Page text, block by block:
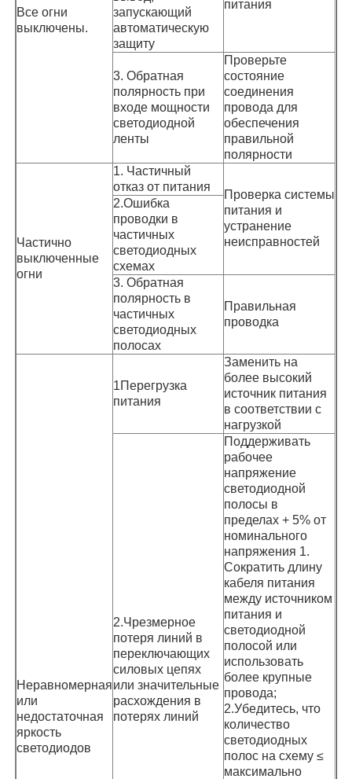
Все огни
выключены.
запускающий
автоматическую
защиту
питания
3. Обратная
полярность при
входе мощности
светодиодной
ленты
Проверьте
состояние
соединения
провода для
обеспечения
правильной
полярности
Частично
выключенные
огни
1. Частичный
отказ от питания
Проверка системы
питания и
устранение
неисправностей
2.Ошибка
проводки в
частичных
светодиодных
схемах
3. Обратная
полярность в
частичных
светодиодных
полосах
Правильная
проводка
Неравномерная
или
недостаточная
яркость
светодиодов
1Перегрузка
питания
Заменить на
более высокий
источник питания
в соответствии с
нагрузкой
2.Чрезмерное
потеря линий в
переключающих
силовых цепях
или значительные
расхождения в
потерях линий
Поддерживать
рабочее
напряжение
светодиодной
полосы в
пределах + 5% от
номинального
напряжения 1.
Сократить длину
кабеля питания
между источником
питания и
светодиодной
полосой или
использовать
более крупные
провода;
2.Убедитесь, что
количество
светодиодных
полос на схему ≤
максимально